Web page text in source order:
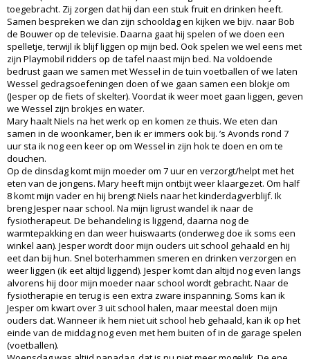
toegebracht. Zij zorgen dat hij dan een stuk fruit en drinken heeft.
Samen bespreken we dan zijn schooldag en kijken we bijv. naar Bob
de Bouwer op de televisie. Daarna gaat hij spelen of we doen een
spelletje, terwijl ik blijf liggen op mijn bed. Ook spelen we wel eens met
zijn Playmobil ridders op de tafel naast mijn bed. Na voldoende
bedrust gaan we samen met Wessel in de tuin voetballen of we laten
Wessel gedragsoefeningen doen of we gaan samen een blokje om
(Jesper op de fiets of skelter). Voordat ik weer moet gaan liggen, geven
we Wessel zijn brokjes en water.
Mary haalt Niels na het werk op en komen ze thuis. We eten dan
samen in de woonkamer, ben ik er immers ook bij. ’s Avonds rond 7
uur sta ik nog een keer op om Wessel in zijn hok te doen en om te
douchen.
Op de dinsdag komt mijn moeder om 7 uur en verzorgt/helpt met het
eten van de jongens. Mary heeft mijn ontbijt weer klaargezet. Om half
8 komt mijn vader en hij brengt Niels naar het kinderdagverblijf. Ik
breng Jesper naar school. Na mijn ligrust wandel ik naar de
fysiotherapeut. De behandeling is liggend, daarna nog de
warmtepakking en dan weer huiswaarts (onderweg doe ik soms een
winkel aan). Jesper wordt door mijn ouders uit school gehaald en hij
eet dan bij hun. Snel boterhammen smeren en drinken verzorgen en
weer liggen (ik eet altijd liggend). Jesper komt dan altijd nog even langs
alvorens hij door mijn moeder naar school wordt gebracht. Naar de
fysiotherapie en terug is een extra zware inspanning. Soms kan ik
Jesper om kwart over 3 uit school halen, maar meestal doen mijn
ouders dat. Wanneer ik hem niet uit school heb gehaald, kan ik op het
einde van de middag nog even met hem buiten of in de garage spelen
(voetballen).